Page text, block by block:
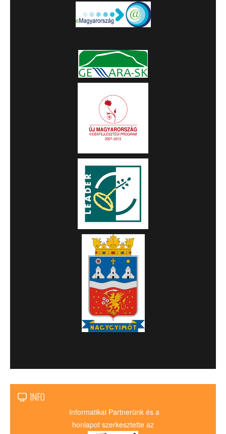
INFO
Informatikai Partnerünk és a
honlapot szerkesztette az